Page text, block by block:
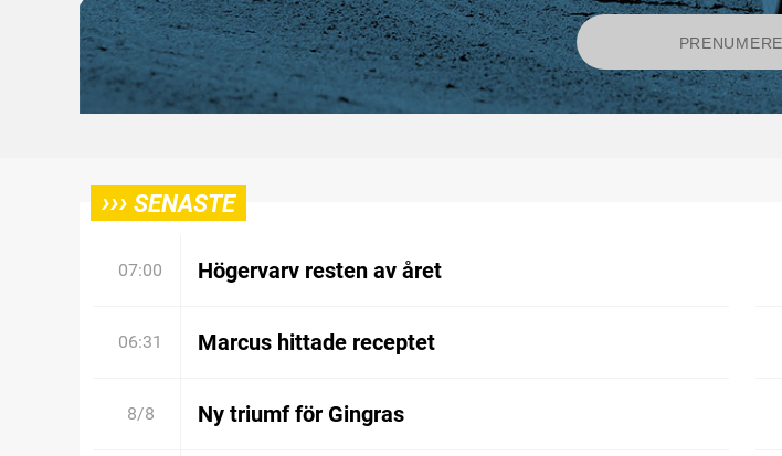
››› SENASTE
07:00 Högervarv resten av året
06:31 Marcus hittade receptet
8/8 Ny triumf för Gingras